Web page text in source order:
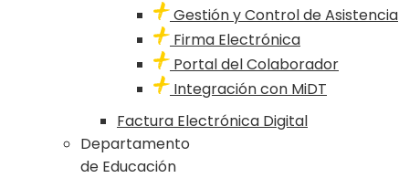
Gestión y Control de Asistencia
Firma Electrónica
Portal del Colaborador
Integración con MiDT
Factura Electrónica Digital
Departamento
de Educación